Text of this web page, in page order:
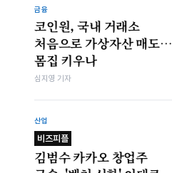
금융
코인원, 국내 거래소
처음으로 가상자산 매도…
몸집 키우나
심지영 기자
산업
비즈피플
김범수 카카오 창업주